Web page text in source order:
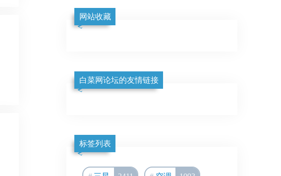
网站收藏
白菜网论坛的友情链接
标签列表